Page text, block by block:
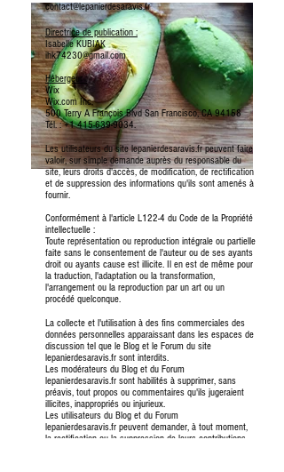
contact@lepanierdesaravis.fr
Directrice de publication :
Isabelle KUBIAK
ihk74230@gmail.com
Hébergeur :
Wix
Wix.com Inc.
500 Terry A François Blvd San Francisco, CA 94158
Tél. : +1 415-639-9034.
Les utilisateurs du site lepanierdesaravis.fr peuvent faire
valoir, sur simple demande auprès du responsable du
site, leurs droits d'accès, de modification, de rectification
et de suppression des informations qu'ils sont amenés à
fournir.
Conformément à l'article L122-4 du Code de la Propriété
intellectuelle :
Toute représentation ou reproduction intégrale ou partielle
faite sans le consentement de l'auteur ou de ses ayants
droit ou ayants cause est illicite. Il en est de même pour
la traduction, l'adaptation ou la transformation,
l'arrangement ou la reproduction par un art ou un
procédé quelconque.
La collecte et l'utilisation à des fins commerciales des
données personnelles apparaissant dans les espaces de
discussion tel que le Blog et le Forum du site
lepanierdesaravis.fr sont interdits.
Les modérateurs du Blog et du Forum
lepanierdesaravis.fr sont habilités à supprimer, sans
préavis, tout propos ou commentaires qu'ils jugeraient
illicites, inappropriés ou injurieux.
Les utilisateurs du Blog et du Forum
lepanierdesaravis.fr peuvent demander, à tout moment,
la rectification ou la suppression de leurs contributions